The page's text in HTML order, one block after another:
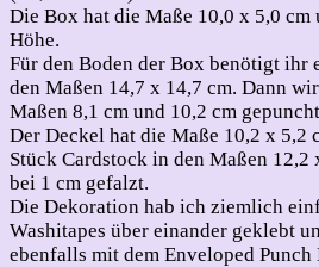
Die Box hat die Maße 10,0 x 5,0 cm
Höhe.
Für den Boden der Box benötigt ihr
den Maßen 14,7 x 14,7 cm. Dann
Maßen 8,1 cm und 10,2 cm
Der Deckel hat die Maße 10,2 x 5,2
Stück Cardstock in den Maßen 12,2
bei 1 cm gefalzt.
Die Dekoration hab ich ziemlich
Washitapes über einander geklebt
ebenfalls mit dem Enveloped Punch